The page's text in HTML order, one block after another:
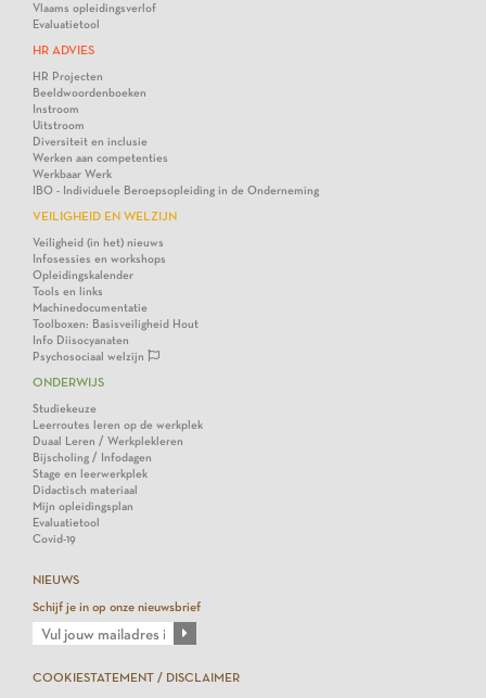
Vlaams opleidingsverlof
Evaluatietool
HR ADVIES
HR Projecten
Beeldwoordenboeken
Instroom
Uitstroom
Diversiteit en inclusie
Werken aan competenties
Werkbaar Werk
IBO - Individuele Beroepsopleiding in de Onderneming
VEILIGHEID EN WELZIJN
Veiligheid (in het) nieuws
Infosessies en workshops
Opleidingskalender
Tools en links
Machinedocumentatie
Toolboxen: Basisveiligheid Hout
Info Diisocyanaten
Psychosociaal welzijn
ONDERWIJS
Studiekeuze
Leerroutes leren op de werkplek
Duaal Leren / Werkplekleren
Bijscholing / Infodagen
Stage en leerwerkplek
Didactisch materiaal
Mijn opleidingsplan
Evaluatietool
Covid-19
NIEUWS
Schijf je in op onze nieuwsbrief
COOKIESTATEMENT / DISCLAIMER